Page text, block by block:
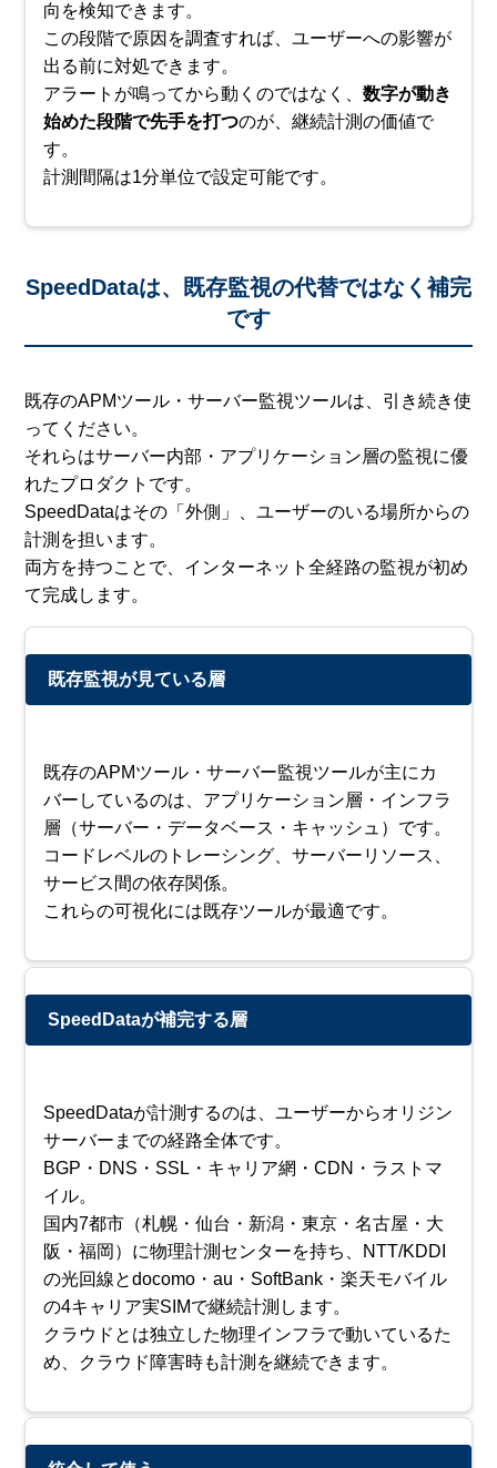
向を検知できます。
この段階で原因を調査すれば、ユーザーへの影響が
出る前に対処できます。
アラートが鳴ってから動くのではなく、数字が動き
始めた段階で先手を打つのが、継続計測の価値で
す。
計測間隔は1分単位で設定可能です。
SpeedDataは、既存監視の代替ではなく補完
です
既存のAPMツール・サーバー監視ツールは、引き続き使
ってください。
それらはサーバー内部・アプリケーション層の監視に優
れたプロダクトです。
SpeedDataはその「外側」、ユーザーのいる場所からの
計測を担います。
両方を持つことで、インターネット全経路の監視が初め
て完成します。
既存監視が見ている層
既存のAPMツール・サーバー監視ツールが主にカ
バーしているのは、アプリケーション層・インフラ
層（サーバー・データベース・キャッシュ）です。
コードレベルのトレーシング、サーバーリソース、
サービス間の依存関係。
これらの可視化には既存ツールが最適です。
SpeedDataが補完する層
SpeedDataが計測するのは、ユーザーからオリジン
サーバーまでの経路全体です。
BGP・DNS・SSL・キャリア網・CDN・ラストマ
イル。
国内7都市（札幌・仙台・新潟・東京・名古屋・大
阪・福岡）に物理計測センターを持ち、NTT/KDDI
の光回線とdocomo・au・SoftBank・楽天モバイル
の4キャリア実SIMで継続計測します。
クラウドとは独立した物理インフラで動いているた
め、クラウド障害時も計測を継続できます。